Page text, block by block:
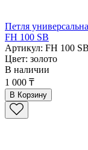
Петля
FH 100 SB
Артикул: FH 100 SB
Цвет: золото
В наличии
1 000 ₸
В Корзину